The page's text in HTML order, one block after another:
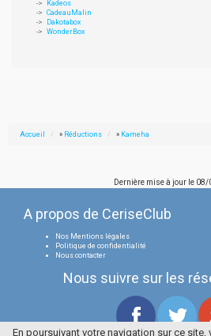
Kadeos
CadeauMalin
Dakotabox
WonderBox
Accueil » Réductions » Kameha
Dernière mise à jour le 08/
A propos de CeriseClub
Nos Mentions légales
Politique de confidentialité
Nous contacter
Nous suivre sur les
En poursuivant votre navigation sur ce